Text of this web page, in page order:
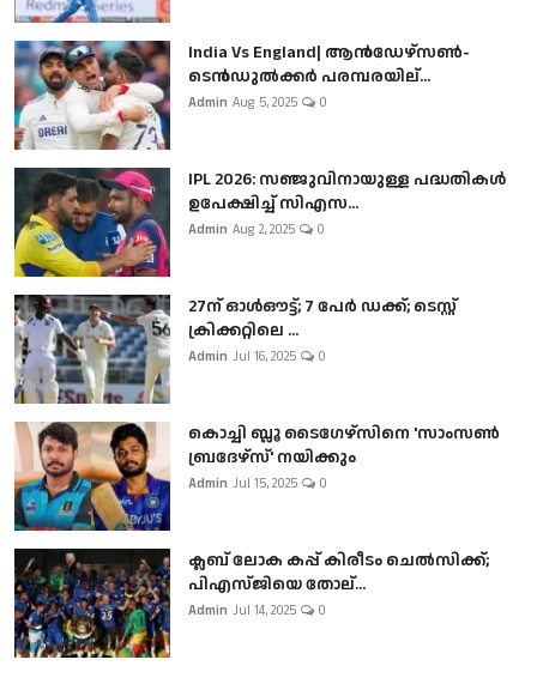
India Vs England| ആൻഡേഴ്സൺ-
ടെൻഡുല്‍ക്കർ പരമ്പരയില്...
Admin Aug 5, 2025 0
IPL 2026: സഞ്ജുവിനായുള്ള പദ്ധതികൾ
ഉപേക്ഷിച്ച് സിഎസ...
Admin Aug 2, 2025 0
27ന് ഓൾഔട്ട്; 7 പേർ ഡക്ക്; ടെസ്റ്റ്
ക്രിക്കറ്റിലെ ...
Admin Jul 16, 2025 0
കൊച്ചി ബ്ലൂ ടൈഗേഴ്സിനെ 'സാംസൺ
ബ്രദേഴ്സ്' നയിക്കും
Admin Jul 15, 2025 0
ക്ലബ് ലോക കപ്പ് കിരീടം ചെല്‍സിക്ക്;
പിഎസ്ജിയെ തോല്...
Admin Jul 14, 2025 0